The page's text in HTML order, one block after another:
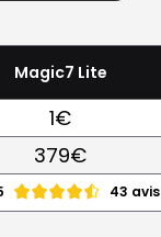
Magic7 Lite
1€
379€
43 avis